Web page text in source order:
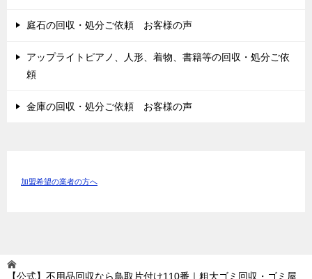
庭石の回収・処分ご依頼 お客様の声
アップライトピアノ、人形、着物、書籍等の回収・処分ご依
頼
金庫の回収・処分ご依頼 お客様の声
加盟希望の業者の方へ
【公式】不用品回収なら鳥取片付け110番｜粗大ゴミ回収・ゴミ屋